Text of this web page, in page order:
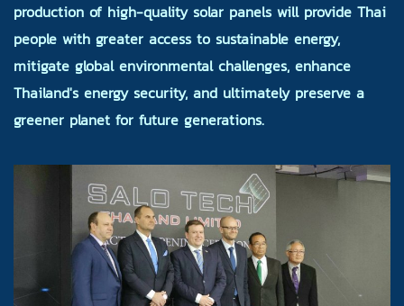
production of high-quality solar panels will provide Thai
people with greater access to sustainable energy,
mitigate global environmental challenges, enhance
Thailand's energy security, and ultimately preserve a
greener planet for future generations.